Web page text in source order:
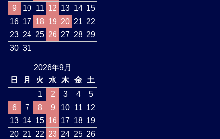
9
10 11 12 13 14 15
16 17 18 19 20 21 22
23 24 25 26 27 28 29
30 31
2026年9月
日
月 火 水 木 金
土
1
2 3 4
5
6
7 8 9 10 11 12
13 14 15 16 17 18 19
20 21 22 23 24 25 26